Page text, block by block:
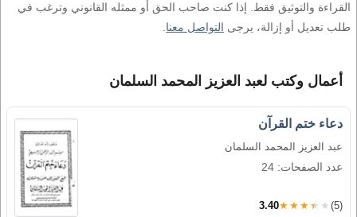
القراءة والتوثيق فقط. إذا كنت صاحب الحق أو ممثله القانوني وترغب في
طلب تعديل أو إزالة، يرجى التواصل معنا
أعمال وكتب لعبد العزيز المحمد السلمان
دعاء ختم القرآن
عبد العزيز المحمد السلمان
عدد الصفحات: 24
3.40★★★★★ (5)